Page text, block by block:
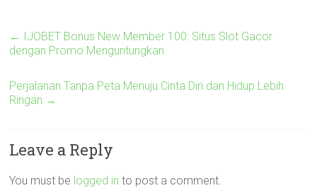
← IJOBET Bonus New Member 100: Situs Slot Gacor
dengan Promo Menguntungkan
Perjalanan Tanpa Peta Menuju Cinta Diri dan Hidup Lebih
Ringan →
Leave a Reply
You must be logged in to post a comment.